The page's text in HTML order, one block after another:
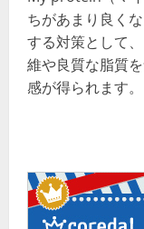
ちがあまり良く
する対策として
維や良質な脂質
感が得られます。